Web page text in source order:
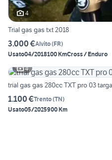
4
Trial gas gas txt 2018
3.000 €Alvito(FR)
Usato04/2018100 KmCross / Enduro
4
trial gas gas 280cc TXT pro 03
1.100 €Trento(TN)
Usato05/2025900 Km